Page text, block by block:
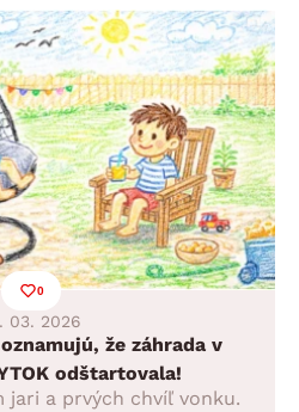
0
03. 2026
že záhrada v
odštartovala!
jari a prvých chvíľ vonku.